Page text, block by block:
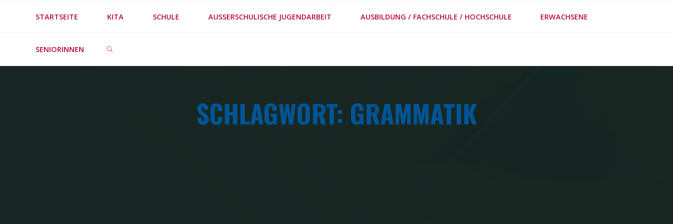
METHODENSTECKBRIEFE
STARTSEITE KITA SCHULE AUSSERSCHULISCHE JUGENDARBEIT AUSBILDUNG / FACHSCHULE / HOCHSCHULE ERWACHSENE
SENIORINNEN
SCHLAGWORT: GRAMMATIK